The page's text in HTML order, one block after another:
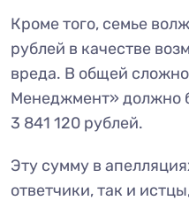
Кроме того, семье
рублей в качестве
вреда. В общей
Менеджмент» должно
3 841 120 рублей.
Эту сумму в
ответчики, так и